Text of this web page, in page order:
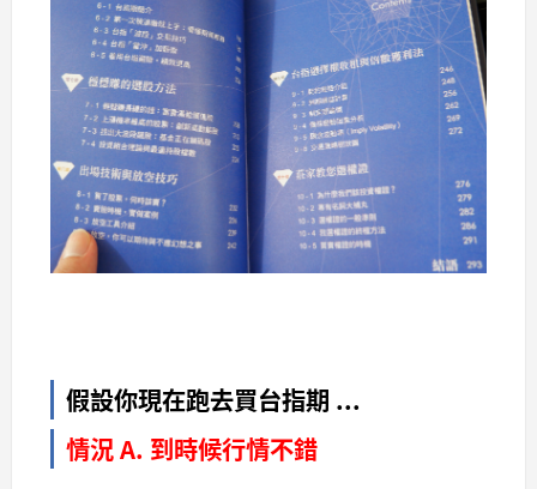
假設你現在跑去買台指期 ...
情況 A. 到時候行情不錯